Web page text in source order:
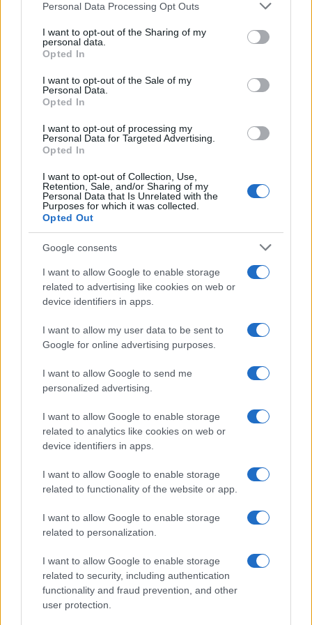
Please note that this website/app uses one or more Google
not limited to your visit or usage behaviour. You may click to
grant or deny consent to Google and its third-party tags to
use your data for below specified purposes in below Google
consent section.
Personal Data Processing Opt Outs
I want to opt-out of the Sharing of my
personal data.
Opted In
I want to opt-out of the Sale of my
Personal Data.
Opted In
I want to opt-out of processing my
Personal Data for Targeted Advertising.
Opted In
I want to opt-out of Collection, Use,
Retention, Sale, and/or Sharing of my
Personal Data that Is Unrelated with the
Purposes for which it was collected.
Opted Out
Google consents
I want to allow Google to enable storage
related to advertising like cookies on web or
device identifiers in apps.
I want to allow my user data to be sent to
Google for online advertising purposes.
I want to allow Google to send me
personalized advertising.
I want to allow Google to enable storage
related to analytics like cookies on web or
device identifiers in apps.
I want to allow Google to enable storage
related to functionality of the website or app.
I want to allow Google to enable storage
related to personalization.
I want to allow Google to enable storage
related to security, including authentication
functionality and fraud prevention, and other
user protection.
„A térség országai nem
maradhatnak Irán
célpontjai, amely hol az
eszkaláció, hol pedig a stabilitás
és a béke útját hirdeti”
– fogalmazott.
Teherán szerint értelmét vesztette
az amerikai–iráni megállapodás
Az iráni külügyminisztérium szintén szerdán
közölte, hogy a Hormuzi-szoros hajózási
rendjének megsértése, valamint Izrael
folytatódó libanoni katonai műveletei miatt
az Egyesült Államokkal kötött ideiglenes
egyetértési memorandum gyakorlatilag
elvesztette hatályát.
A tárca szerint a megállapodás
végrehajtásának alapfeltételei
már nem állnak fenn, ezért a
dokumentum jelenlegi
formájában nem képes betölteni
eredeti szerepét.